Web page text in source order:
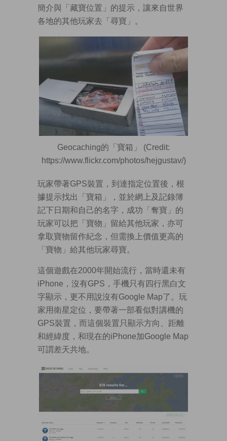
簡介與「藏寶位置」的提示，讓來自世界
各地的其他玩家去「尋寶」。
Geocaching的「寶箱」 (Credit:
https://www.flickr.com/photos/hejgustav/)
玩家帶著GPS裝置，到達指定位置後，根
據提示找出「寶箱」，並於網上及記錄簿
記下日期和自己的名字，成功「奪寶」的
玩家可以把「寶物」留給其他玩家，亦可
拿取寶物留作紀念，但需換上價值更高的
「寶物」給其他玩家尋寶。
這個遊戲在2000年開始流行，當時還未有
iPhone，沒有GPS，手機只有四行黑白文
字顯示，更不用說沒有Google Map了。玩
家用衛星定位，要帶著一部看似對講機的
GPS裝置，而這個裝置只顯示方向、距離
和經緯度，和現在的iPhone加Google Map
可謂差天共地。